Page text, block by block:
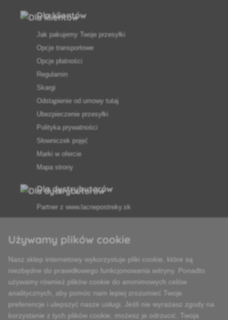
Dla klientów
Jak pakujemy Twoje przesyłki
Opcje transportowe
Opcje płatności
Regulamin
Skargi
Odstąpienie od umowy tutaj
Ubezpieczenie przesyłki
Polityka prywatności
Słowniczek pojęć
Marki w ofercie
Mapa strony
Dla dystrybutorów
Partner z www.lacnepostreky.sk
Zawsze służymy fachową poradą
Używamy plików cookie
Nasz sklep internetowy wykorzystuje pliki cookie, które są
niezbędne do prawidłowego funkcjonowania witryny. Ponadto
używamy również plików cookie do anonimowych celów
analitycznych, aby pomóc nam lepiej zrozumieć Twoje
preferencje i ulepszyć nasze usługi. Jeśli nie wyrażasz zgody na
korzystanie z tych plików cookie, możesz je odrzucić. Twoja